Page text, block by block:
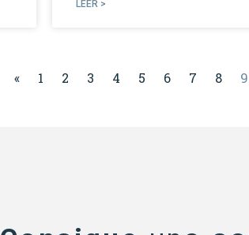
LEER >
« 1 2 3 4 5 6 7 8 9